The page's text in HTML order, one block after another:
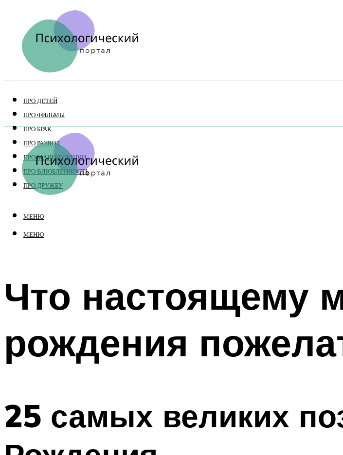
ПРО ДЕТЕЙ
ПРО ФИЛЬМЫ
ПРО БРАК
ПРО РАЗВОД
ПРО МАНИПУЛЯЦИИ
ПРО ВЛЮБЛЕННОСТЬ
ПРО ДРУЖБУ
МЕНЮ
МЕНЮ
Что настоящему
рождения
25 самых великих